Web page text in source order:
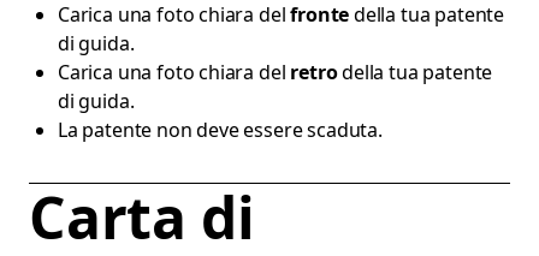
Carica una foto chiara delfrontedella tua patente
di guida.
Carica una foto chiara del retrodella tua patente
di guida.
La patente non deve essere scaduta.
Carta di